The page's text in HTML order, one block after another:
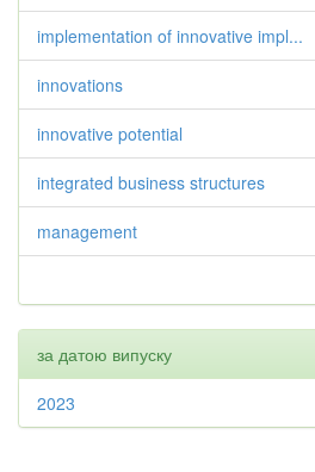
implementation of innovative impl...
innovations
innovative potential
integrated business structures
management
за датою випуску
2023